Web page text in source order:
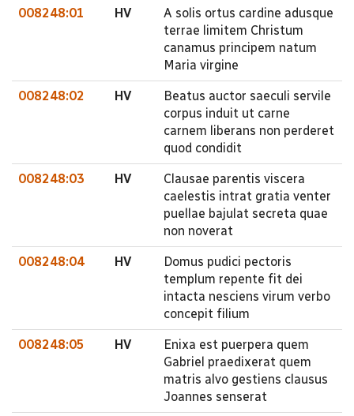
008248:01 HV
A solis ortus cardine adusque
terrae limitem Christum
canamus principem natum
Maria virgine
008248:02 HV
Beatus auctor saeculi servile
corpus induit ut carne
carnem liberans non perderet
quod condidit
008248:03 HV
Clausae parentis viscera
caelestis intrat gratia venter
puellae bajulat secreta quae
non noverat
008248:04 HV
Domus pudici pectoris
templum repente fit dei
intacta nesciens virum verbo
concepit filium
008248:05 HV
Enixa est puerpera quem
Gabriel praedixerat quem
matris alvo gestiens clausus
Joannes senserat